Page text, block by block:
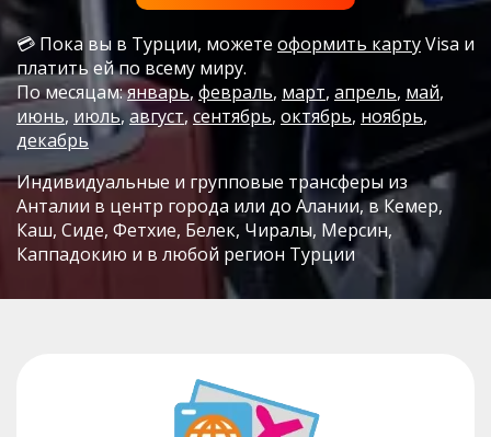
💳 Пока вы в Турции, можете оформить картуVisa и
платить ей по всему миру.
По месяцам:январь, февраль, март, апрель, май,
июнь, июль,август,сентябрь, октябрь, ноябрь,
декабрь
Индивидуальные и групповые трансферы из
Анталии в центр города или до Алании, в Кемер,
Каш, Сиде, Фетхие, Белек, Чиралы, Мерсин,
Каппадокию и в любой регион Турции